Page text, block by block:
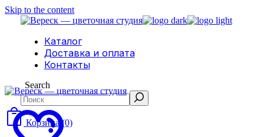
Skip to the content
Каталог
Доставка и оплата
Контакты
Search
Корзина (0)